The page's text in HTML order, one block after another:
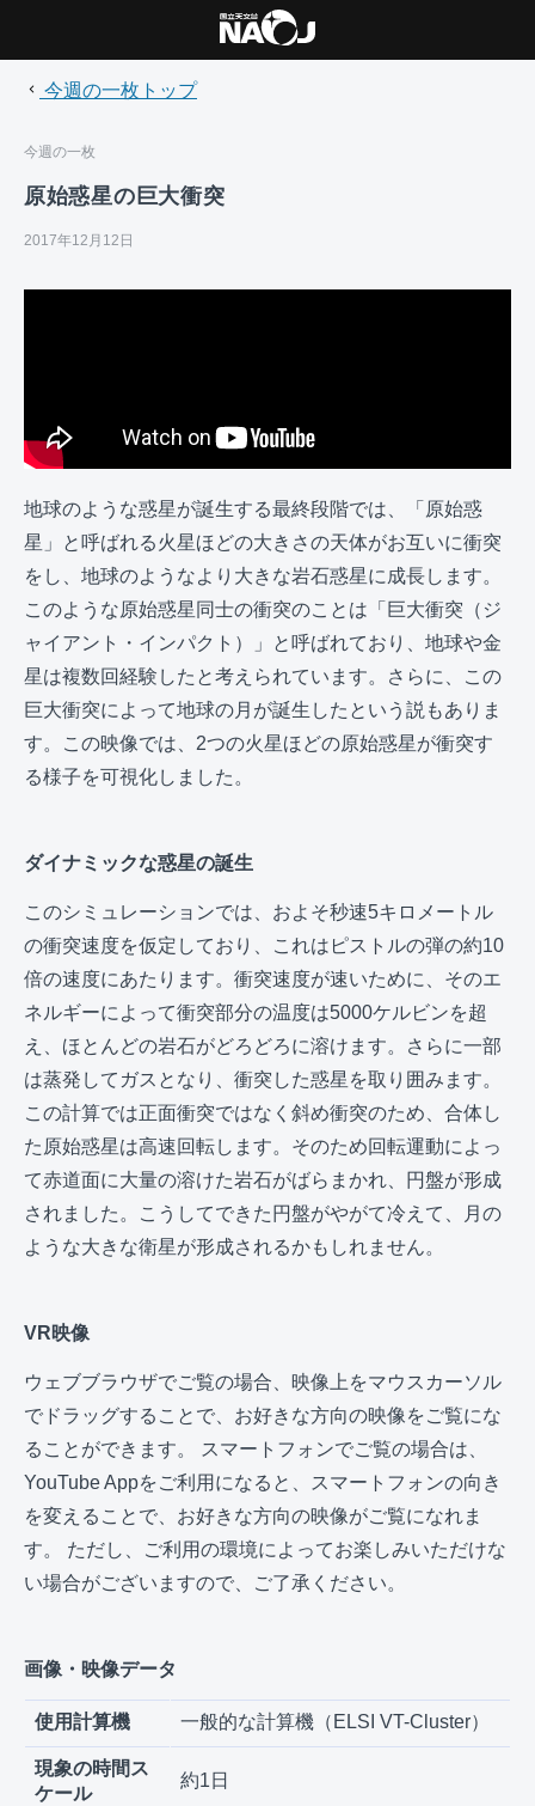
今週の一枚トップ
今週の一枚
原始惑星の巨大衝突
2017年12月12日
地球のような惑星が誕生する最終段階では、「原始惑
星」と呼ばれる火星ほどの大きさの天体がお互いに衝突
をし、地球のようなより大きな岩石惑星に成長します。
このような原始惑星同士の衝突のことは「巨大衝突（ジ
ャイアント・インパクト）」と呼ばれており、地球や金
星は複数回経験したと考えられています。さらに、この
巨大衝突によって地球の月が誕生したという説もありま
す。この映像では、2つの火星ほどの原始惑星が衝突す
る様子を可視化しました。
ダイナミックな惑星の誕生
このシミュレーションでは、およそ秒速5キロメートル
の衝突速度を仮定しており、これはピストルの弾の約10
倍の速度にあたります。衝突速度が速いために、そのエ
ネルギーによって衝突部分の温度は5000ケルビンを超
え、ほとんどの岩石がどろどろに溶けます。さらに一部
は蒸発してガスとなり、衝突した惑星を取り囲みます。
この計算では正面衝突ではなく斜め衝突のため、合体し
た原始惑星は高速回転します。そのため回転運動によっ
て赤道面に大量の溶けた岩石がばらまかれ、円盤が形成
されました。こうしてできた円盤がやがて冷えて、月の
ような大きな衛星が形成されるかもしれません。
VR映像
ウェブブラウザでご覧の場合、映像上をマウスカーソル
でドラッグすることで、お好きな方向の映像をご覧にな
ることができます。 スマートフォンでご覧の場合は、
YouTube Appをご利用になると、スマートフォンの向き
を変えることで、お好きな方向の映像がご覧になれま
す。 ただし、ご利用の環境によってお楽しみいただけな
い場合がございますので、ご了承ください。
画像・映像データ
使用計算機 一般的な計算機（ELSI VT-Cluster）
現象の時間ス
ケール
約1日